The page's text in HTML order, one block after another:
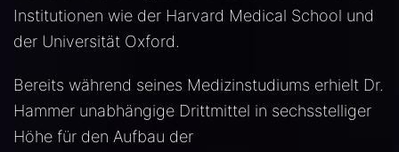
Institutionen wie der Harvard Medical School und
der Universität Oxford.
Bereits während seines Medizinstudiums erhielt Dr.
Hammer unabhängige Drittmittel in sechsstelliger
Höhe für den Aufbau der